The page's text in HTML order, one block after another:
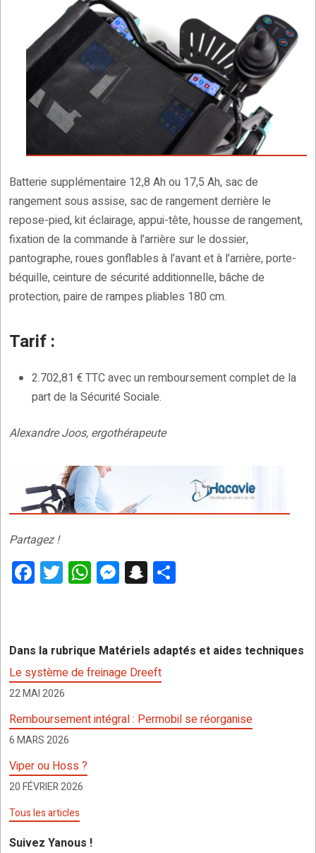
Batterie supplémentaire 12,8 Ah ou 17,5 Ah, sac de
rangement sous assise, sac de rangement derrière le
repose-pied, kit éclairage, appui-tête, housse de rangement,
fixation de la commande à l’arrière sur le dossier,
pantographe, roues gonflables à l’avant et à l’arrière, porte-
béquille, ceinture de sécurité additionnelle, bâche de
protection, paire de rampes pliables 180 cm.
Tarif :
2.702,81 € TTC avec un remboursement complet de la
part de la Sécurité Sociale.
Alexandre Joos, ergothérapeute
Partagez !
F
a
b
o
o
k
T
wi
er
W
h
s
A
p
p
M
es
n
g
er
S
n
p
c
h
at
g
er
Dans la rubrique Matériels adaptés et aides techniques
Le système de freinage Dreeft
22 MAI 2026
Remboursement intégral : Permobil se réorganise
6 MARS 2026
Viper ou Hoss ?
20 FÉVRIER 2026
Tous les articles
Suivez Yanous !